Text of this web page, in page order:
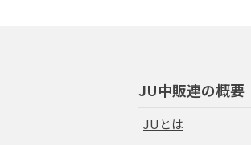
JU中販連の概要
JUとは